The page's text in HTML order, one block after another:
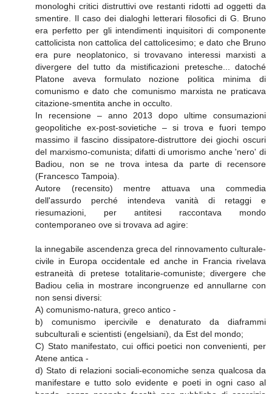
monologhi critici distruttivi ove restanti ridotti ad oggetti da
smentire. Il caso dei dialoghi letterari filosofici di G. Bruno
era perfetto per gli intendimenti inquisitori di componente
cattolicista non cattolica del cattolicesimo; e dato che Bruno
era pure neoplatonico, si trovavano interessi marxisti a
divergere del tutto da mistificazioni pretesche... datoché
Platone aveva formulato nozione politica minima di
comunismo e dato che comunismo marxista ne praticava
citazione-smentita anche in occulto.
In recensione – anno 2013 dopo ultime consumazioni
geopolitiche ex-post-sovietiche – si trova e fuori tempo
massimo il fascino dissipatore-distruttore dei giochi oscuri
del marxismo-comunista; difatti di umorismo anche 'nero' di
Badiou, non se ne trova intesa da parte di recensore
(Francesco Tampoia).
Autore (recensito) mentre attuava una commedia
dell'assurdo perché intendeva vanità di retaggi e
riesumazioni, per antitesi raccontava mondo
contemporaneo ove si trovava ad agire:
la innegabile ascendenza greca del rinnovamento culturale-
civile in Europa occidentale ed anche in Francia rivelava
estraneità di pretese totalitarie-comuniste; divergere che
Badiou celia in mostrare incongruenze ed annullarne con
non sensi diversi:
A) comunismo-natura, greco antico -
b) comunismo ipercivile e denaturato da diaframmi
subculturali e scientisti (engelsiani), da Est del mondo;
C) Stato manifestato, cui offici poetici non convenienti, per
Atene antica -
d) Stato di relazioni sociali-economiche senza qualcosa da
manifestare e tutto solo evidente e poeti in ogni caso al